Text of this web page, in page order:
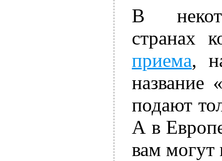
В
странах
приема,
название
подают
А в
вам могут